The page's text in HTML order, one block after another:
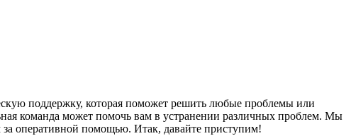
поддержку, которая поможет решить любые проблемы или
команда может помочь вам в устранении различных проблем. Мы
оперативной помощью. Итак, давайте приступим!